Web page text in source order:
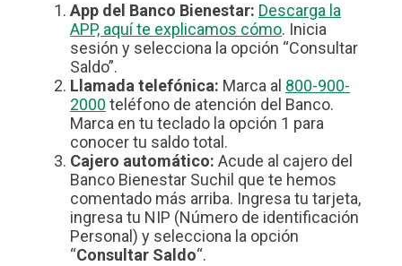
App del Banco Bienestar: Descarga la
APP, aquí te explicamos cómo. Inicia
sesión y selecciona la opción “Consultar
Saldo”.
Llamada telefónica: Marca al 800-900-
2000 teléfono de atención del Banco.
Marca en tu teclado la opción 1 para
conocer tu saldo total.
Cajero automático: Acude al cajero del
Banco Bienestar Suchil que te hemos
comentado más arriba. Ingresa tu tarjeta,
ingresa tu NIP (Número de identificación
Personal) y selecciona la opción
“Consultar Saldo“.